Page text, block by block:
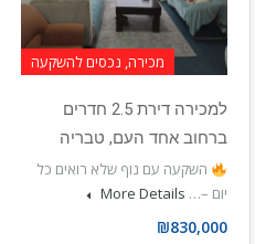
מכירה, נכסים להשקעה
למכירה דירת 2.5 חדרים
ברחוב אחד העם, טבריה
השקעה עם נוף שלא רואים כל
יום –… More Details
₪830,000